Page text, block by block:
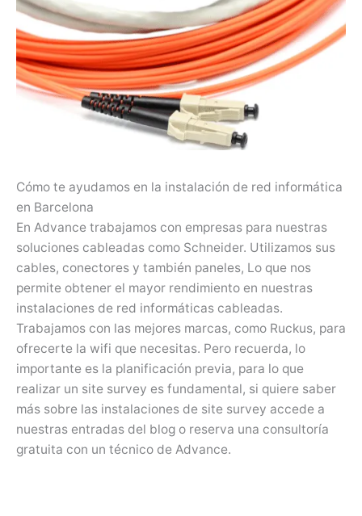
Cómo te ayudamos en la instalación de red informática
en Barcelona
En Advance trabajamos con empresas para nuestras
soluciones cableadas como Schneider. Utilizamos sus
cables, conectores y también paneles, Lo que nos
permite obtener el mayor rendimiento en nuestras
instalaciones de red informáticas cableadas.
Trabajamos con las mejores marcas, como Ruckus, para
ofrecerte la wifi que necesitas. Pero recuerda, lo
importante es la planificación previa, para lo que
realizar un site survey es fundamental, si quiere saber
más sobre las instalaciones de site survey accede a
nuestras entradas del blog o reserva una consultoría
gratuita con un técnico de Advance.